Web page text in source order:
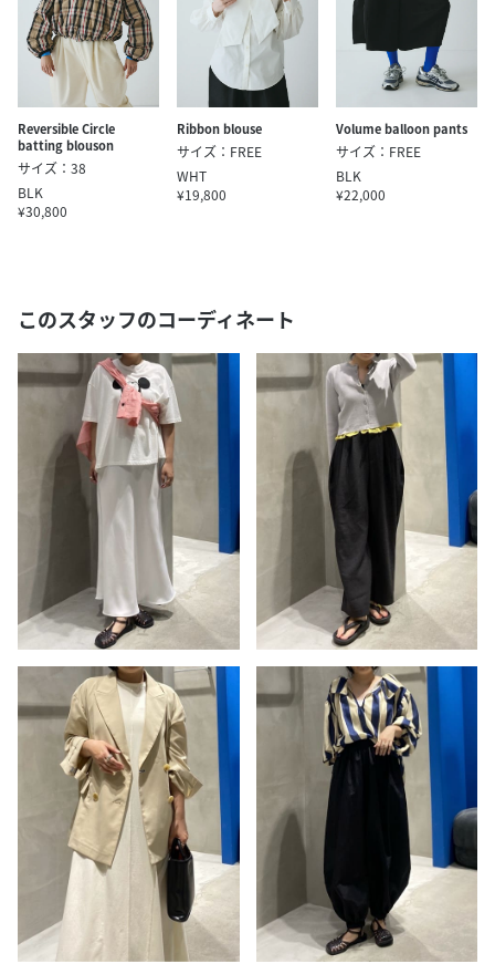
Reversible Circle
batting blouson
サイズ：38
BLK
¥30,800
Ribbon blouse
サイズ：FREE
WHT
¥19,800
Volume balloon pants
サイズ：FREE
BLK
¥22,000
このスタッフのコーディネート